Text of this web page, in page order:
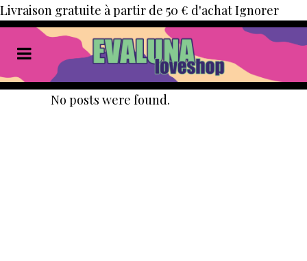
Livraison gratuite à partir de 50 € d'achatIgnorer
No posts were found.